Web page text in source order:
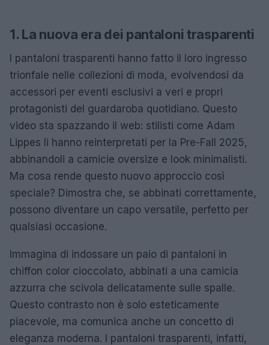
1. La nuova era dei pantaloni trasparenti
I pantaloni trasparenti hanno fatto il loro ingresso
trionfale nelle collezioni di moda, evolvendosi da
accessori per eventi esclusivi a veri e propri
protagonisti del guardaroba quotidiano. Questo
video sta spazzando il web: stilisti come Adam
Lippes li hanno reinterpretati per la Pre-Fall 2025,
abbinandoli a camicie oversize e look minimalisti.
Ma cosa rende questo nuovo approccio così
speciale? Dimostra che, se abbinati correttamente,
possono diventare un capo versatile, perfetto per
qualsiasi occasione.
Immagina di indossare un paio di pantaloni in
chiffon color cioccolato, abbinati a una camicia
azzurra che scivola delicatamente sulle spalle.
Questo contrasto non è solo esteticamente
piacevole, ma comunica anche un concetto di
eleganza moderna. I pantaloni trasparenti, infatti,